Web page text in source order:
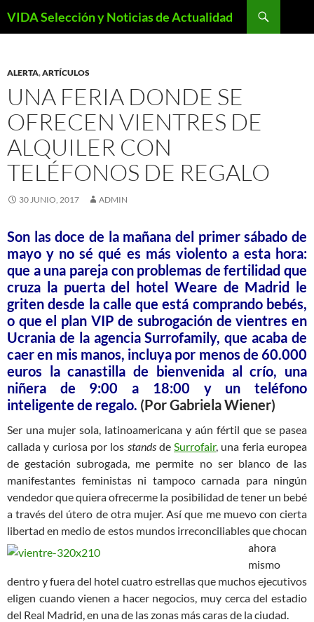
VIDA Selección y Noticias de Actualidad
ALERTA,ARTÍCULOS
UNA FERIA DONDE SE
OFRECEN VIENTRES DE
ALQUILER CON
TELÉFONOS DE REGALO
30 JUNIO, 2017 ADMIN
Son las doce de la mañana del primer sábado de
mayo y no sé qué es más violento a esta hora:
que a una pareja con problemas de fertilidad que
cruza la puerta del hotel Weare de Madrid le
griten desde la calle que está comprando bebés,
o que el plan VIP de subrogación de vientres en
Ucrania de la agencia Surrofamily, que acaba de
caer en mis manos, incluya por menos de 60.000
euros la canastilla de bienvenida al crío, una
niñera de 9:00 a 18:00 y un teléfono
inteligente de regalo. (PorGabriela Wiener)
Ser una mujer sola, latinoamericana y aún fértil que se pasea
callada y curiosa por los stands de Surrofair, una feria europea
de gestación subrogada, me permite no ser blanco de las
manifestantes feministas ni tampoco carnada para ningún
vendedor que quiera ofrecerme la posibilidad de tener un bebé
a través del útero de otra mujer. Así que me muevo con cierta
libertad en medio de estos mundos irreconciliables que chocan
ahora
mismo
dentro y fuera del hotel cuatro estrellas que muchos ejecutivos
eligen cuando vienen a hacer negocios, muy cerca del estadio
del Real Madrid, en una de las zonas más caras de la ciudad.